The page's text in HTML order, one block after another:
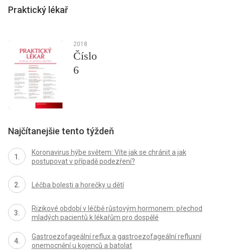
Praktický lékař
2018
Číslo
6
Najčítanejšie tento týždeň
Koronavirus hýbe světem: Víte jak se chránit a jak
postupovat v případě podezření?
Léčba bolesti a horečky u dětí
Rizikové období v léčbě růstovým hormonem: přechod
mladých pacientů k lékařům pro dospělé
Gastroezofageální reflux a gastroezofageální refluxní
onemocnění u kojenců a batolat